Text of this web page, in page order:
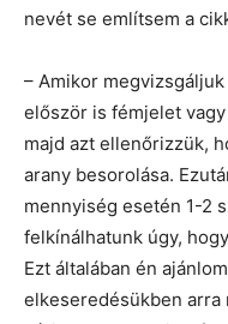
nevét se említsem a
– Amikor
először is fémjelet
majd azt ellenőrizzük,
arany besorolása.
mennyiség esetén 1-2
felkínálhatunk úgy,
Ezt általában én
elkeseredésükben arra